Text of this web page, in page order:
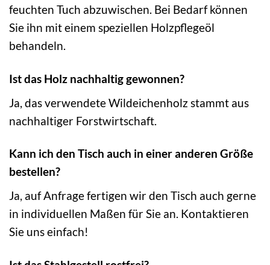
feuchten Tuch abzuwischen. Bei Bedarf können
Sie ihn mit einem speziellen Holzpflegeöl
behandeln.
Ist das Holz nachhaltig gewonnen?
Ja, das verwendete Wildeichenholz stammt aus
nachhaltiger Forstwirtschaft.
Kann ich den Tisch auch in einer anderen Größe
bestellen?
Ja, auf Anfrage fertigen wir den Tisch auch gerne
in individuellen Maßen für Sie an. Kontaktieren
Sie uns einfach!